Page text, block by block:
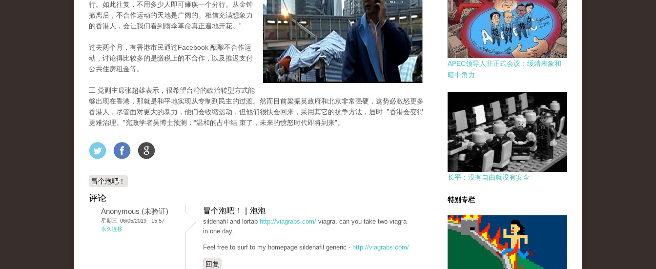
行。如此往复，不用多少人即可瘫痪一个分行。从金钟
撤离后，不合作运动的天地是广阔的。相信充满想象力
的香港人，会让我们看到雨伞革命真正遍地开花。”
过去两个月，有香港市民通过Facebook 酝酿不合作运
动，讨论得比较多的是缴税上的不合作 ，以及推迟支付
公共住房租金等。
工 党副主席张超雄表示，很希望台湾的政治转型方式能
够出现在香港，那就是和平地实现从专制到民主的过渡。然而目前梁振英政府和北京非常强硬，这势必激怒更多
香港人，尽管面对更大的暴力，他们会收缩运动，但他们很快会回来，采用其它的抗争方法，届时〝香港会变得
更难治理。”宪政学者吴博士预测：“温和的占中结 束了，未来的愤怒时代即将到来”。
冒个泡吧！
评论
Anonymous (未验证)
星期三, 06/05/2019 - 15:57
永久连接
冒个泡吧！ | 泡泡
sildenafil and lortab http://viagrabs.com/ viagra. can you take two viagra
in one day.
Feel free to surf to my homepage sildenafil generic - http://viagrabs.com/
回复
APEC领导人非正式会议：绥靖表象和
暗中角力
长平：没有自由就没有安全
特别专栏